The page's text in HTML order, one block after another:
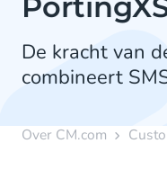
De kracht van
combineert
Over CM.com